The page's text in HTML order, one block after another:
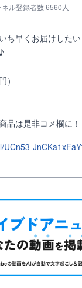
ル登録者数 6560人
ち早くお届けしたい
）
品は是非コメ欄に！